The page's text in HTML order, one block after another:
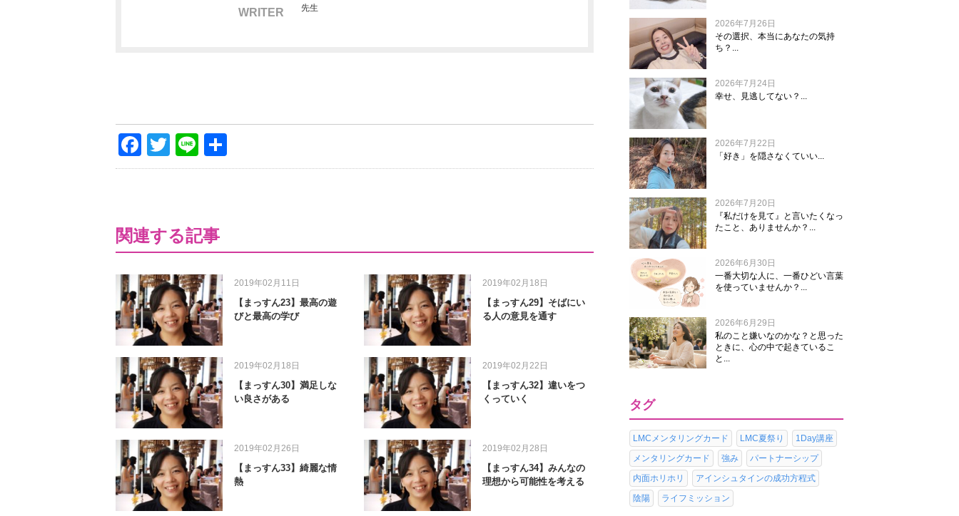
WRITER 先生
Facebook
Twitter
Line
有
関連する記事
2019年02月11日
【まっすん23】最高の遊
びと最高の学び
2019年02月18日
【まっすん29】そばにい
る人の意見を通す
2019年02月18日
【まっすん30】満足しな
い良さがある
2019年02月22日
【まっすん32】違いをつ
くっていく
2019年02月26日
【まっすん33】綺麗な情
熱
2019年02月28日
【まっすん34】みんなの
理想から可能性を考える
2026年7月26日
その選択、本当にあなたの気持
ち？...
2026年7月24日
幸せ、見逃してない？...
2026年7月22日
「好き」を隠さなくていい...
2026年7月20日
『私だけを見て』と言いたくなっ
たこと、ありませんか？...
2026年6月30日
一番大切な人に、一番ひどい言葉
を使っていませんか？...
2026年6月29日
私のこと嫌いなのかな？と思った
ときに、心の中で起きているこ
と...
タグ
LMCメンタリングカード LMC夏祭り
1Day講座
メンタリングカード
強み
パートナーシップ
内面ホリホリ
アインシュタインの成功方程式
陰陽
ライフミッション